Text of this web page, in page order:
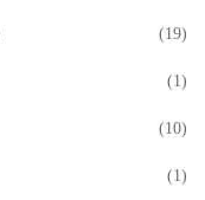
(19)
(1)
(10)
(1)